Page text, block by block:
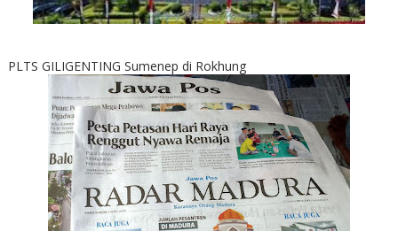
PLTS GILIGENTING Sumenep di Rokhung